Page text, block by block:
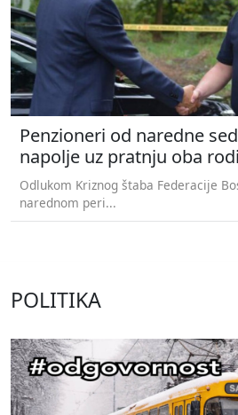
Penzioneri od naredne
napolje uz pratnju oba
Odlukom Kriznog štaba Federacije
narednom peri...
POLITIKA